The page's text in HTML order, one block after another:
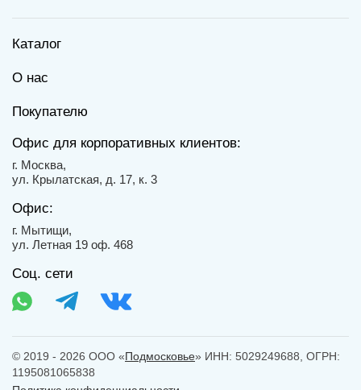
Каталог
О нас
Покупателю
Офис для корпоративных клиентов:
г. Москва,
ул. Крылатская, д. 17, к. 3
Офис:
г. Мытищи,
ул. Летная 19 оф. 468
Соц. сети
© 2019 - 2026 ООО «Подмосковье» ИНН: 5029249688, ОГРН:
1195081065838